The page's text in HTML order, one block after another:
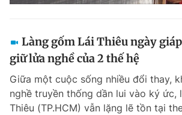
Làng gốm Lái Thiêu ngày
giữ lửa nghề của 2 thế hệ
Giữa một cuộc sống nhiều đổi thay,
nghề truyền thống dần lui vào ký ức,
Thiêu (TP.HCM) vẫn lặng lẽ tồn tại